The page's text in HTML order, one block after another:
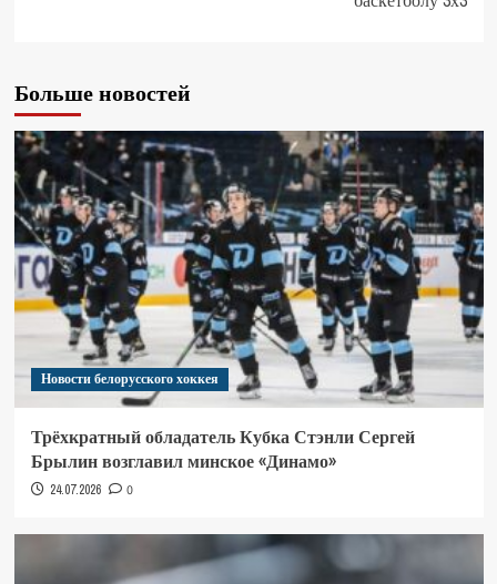
Больше новостей
Новости белорусского хоккея
Трёхкратный обладатель Кубка Стэнли Сергей
Брылин возглавил минское «Динамо»
24.07.2026 0